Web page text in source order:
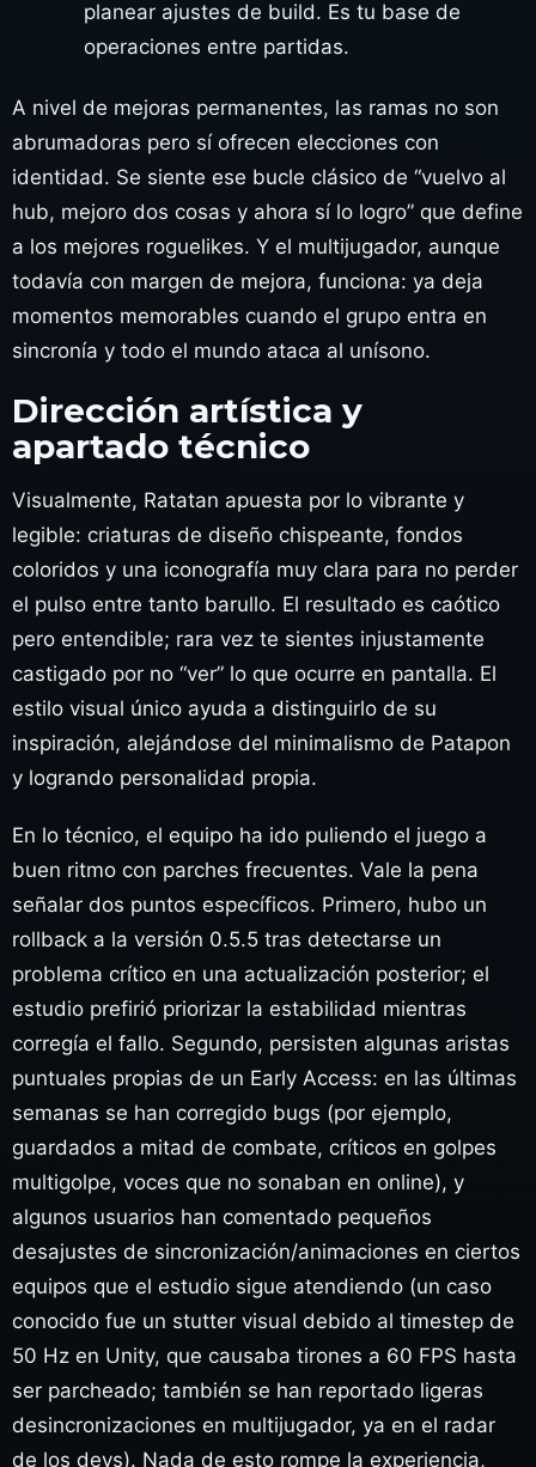
planear ajustes de build. Es tu base de
operaciones entre partidas.
A nivel de mejoras permanentes, las ramas no son
abrumadoras pero sí ofrecen elecciones con
identidad. Se siente ese bucle clásico de “vuelvo al
hub, mejoro dos cosas y ahora sí lo logro” que define
a los mejores roguelikes. Y el multijugador, aunque
todavía con margen de mejora, funciona: ya deja
momentos memorables cuando el grupo entra en
sincronía y todo el mundo ataca al unísono.
Dirección artística y
apartado técnico
Visualmente, Ratatan apuesta por lo vibrante y
legible: criaturas de diseño chispeante, fondos
coloridos y una iconografía muy clara para no perder
el pulso entre tanto barullo. El resultado es caótico
pero entendible; rara vez te sientes injustamente
castigado por no “ver” lo que ocurre en pantalla. El
estilo visual único ayuda a distinguirlo de su
inspiración, alejándose del minimalismo de Patapon
y logrando personalidad propia.
En lo técnico, el equipo ha ido puliendo el juego a
buen ritmo con parches frecuentes. Vale la pena
señalar dos puntos específicos. Primero, hubo un
rollback a la versión 0.5.5 tras detectarse un
problema crítico en una actualización posterior; el
estudio prefirió priorizar la estabilidad mientras
corregía el fallo. Segundo, persisten algunas aristas
puntuales propias de un Early Access: en las últimas
semanas se han corregido bugs (por ejemplo,
guardados a mitad de combate, críticos en golpes
multigolpe, voces que no sonaban en online), y
algunos usuarios han comentado pequeños
desajustes de sincronización/animaciones en ciertos
equipos que el estudio sigue atendiendo (un caso
conocido fue un stutter visual debido al timestep de
50 Hz en Unity, que causaba tirones a 60 FPS hasta
ser parcheado; también se han reportado ligeras
desincronizaciones en multijugador, ya en el radar
de los devs). Nada de esto rompe la experiencia,